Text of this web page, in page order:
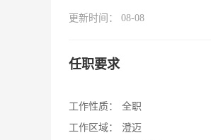
更新时间： 08-08
任职要求
工作性质：
全职
工作区域：
澄迈